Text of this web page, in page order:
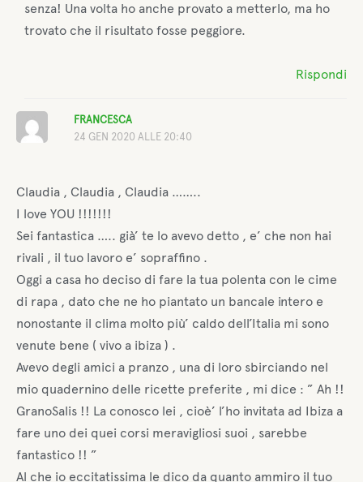
senza! Una volta ho anche provato a metterlo, ma ho
trovato che il risultato fosse peggiore.
Rispondi
FRANCESCA
24 GEN 2020 ALLE 20:40
Claudia , Claudia , Claudia ……..
I love YOU !!!!!!!
Sei fantastica ….. già’ te lo avevo detto , e’ che non hai
rivali , il tuo lavoro e’ sopraffino .
Oggi a casa ho deciso di fare la tua polenta con le cime
di rapa , dato che ne ho piantato un bancale intero e
nonostante il clima molto più’ caldo dell’Italia mi sono
venute bene ( vivo a ibiza ) .
Avevo degli amici a pranzo , una di loro sbirciando nel
mio quadernino delle ricette preferite , mi dice : ” Ah !!
GranoSalis !! La conosco lei , cioè’ l’ho invitata ad Ibiza a
fare uno dei quei corsi meravigliosi suoi , sarebbe
fantastico !! ”
Al che io eccitatissima le dico da quanto ammiro il tuo